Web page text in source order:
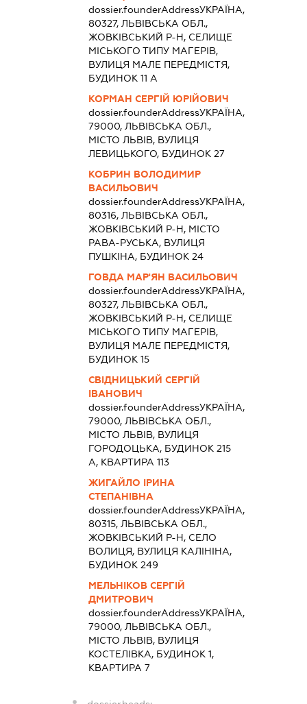
dossier.founderAddressУКРАЇНА,
80327, ЛЬВІВСЬКА ОБЛ.,
ЖОВКІВСЬКИЙ Р-Н, СЕЛИЩЕ
МІСЬКОГО ТИПУ МАГЕРІВ,
ВУЛИЦЯ МАЛЕ ПЕРЕДМІСТЯ,
БУДИНОК 11 А
КОРМАН СЕРГІЙ ЮРІЙОВИЧ
dossier.founderAddressУКРАЇНА,
79000, ЛЬВІВСЬКА ОБЛ.,
МІСТО ЛЬВІВ, ВУЛИЦЯ
ЛЕВИЦЬКОГО, БУДИНОК 27
КОБРИН ВОЛОДИМИР
ВАСИЛЬОВИЧ
dossier.founderAddressУКРАЇНА,
80316, ЛЬВІВСЬКА ОБЛ.,
ЖОВКІВСЬКИЙ Р-Н, МІСТО
РАВА-РУСЬКА, ВУЛИЦЯ
ПУШКІНА, БУДИНОК 24
ГОВДА МАР'ЯН ВАСИЛЬОВИЧ
dossier.founderAddressУКРАЇНА,
80327, ЛЬВІВСЬКА ОБЛ.,
ЖОВКІВСЬКИЙ Р-Н, СЕЛИЩЕ
МІСЬКОГО ТИПУ МАГЕРІВ,
ВУЛИЦЯ МАЛЕ ПЕРЕДМІСТЯ,
БУДИНОК 15
СВІДНИЦЬКИЙ СЕРГІЙ
ІВАНОВИЧ
dossier.founderAddressУКРАЇНА,
79000, ЛЬВІВСЬКА ОБЛ.,
МІСТО ЛЬВІВ, ВУЛИЦЯ
ГОРОДОЦЬКА, БУДИНОК 215
А, КВАРТИРА 113
ЖИГАЙЛО ІРИНА
СТЕПАНІВНА
dossier.founderAddressУКРАЇНА,
80315, ЛЬВІВСЬКА ОБЛ.,
ЖОВКІВСЬКИЙ Р-Н, СЕЛО
ВОЛИЦЯ, ВУЛИЦЯ КАЛІНІНА,
БУДИНОК 249
МЕЛЬНІКОВ СЕРГІЙ
ДМИТРОВИЧ
dossier.founderAddressУКРАЇНА,
79000, ЛЬВІВСЬКА ОБЛ.,
МІСТО ЛЬВІВ, ВУЛИЦЯ
КОСТЕЛІВКА, БУДИНОК 1,
КВАРТИРА 7